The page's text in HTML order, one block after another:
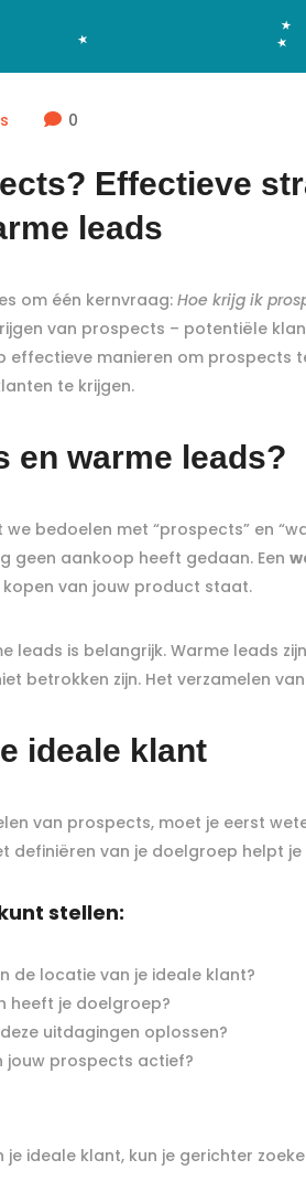
0
Effectieve
leads
om één kernvraag: Hoe krijg ik
van prospects – potentiële
effectieve manieren om prospects
te krijgen.
en warme leads?
bedoelen met “prospects” en
geen aankoop heeft gedaan. Een
van jouw product staat.
leads is belangrijk. Warme leads
betrokken zijn. Het verzamelen
ideale klant
van prospects, moet je eerst
definiëren van je doelgroep helpt
stellen:
de locatie van je ideale klant?
heeft je doelgroep?
uitdagingen oplossen?
jouw prospects actief?
je ideale klant, kun je gerichter